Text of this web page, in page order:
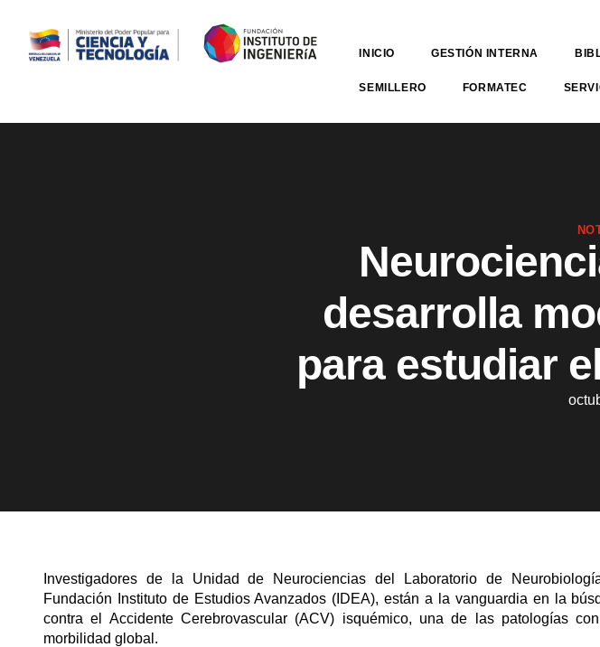
INICIO GESTIÓN INTERNA
SEMILLERO FORMATEC
desarrolla
para estudiar
Investigadores de la Unidad de Neurociencias del Laboratorio de
Fundación Instituto de Estudios Avanzados (IDEA), están a la vanguardia en la
contra el Accidente Cerebrovascular (ACV) isquémico, una de las patologías
morbilidad global.